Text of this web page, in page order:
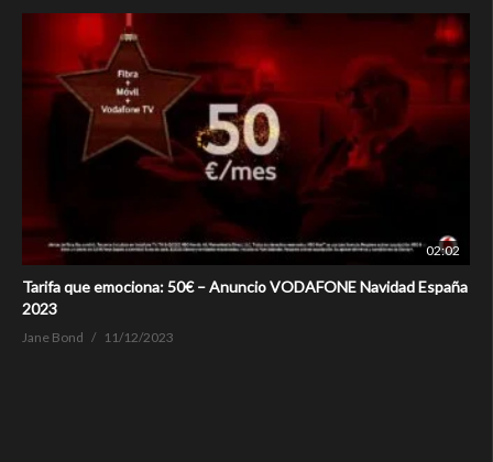
02:02
Tarifa que emociona: 50€ – Anuncio VODAFONE Navidad España
2023
Jane Bond 11/12/2023